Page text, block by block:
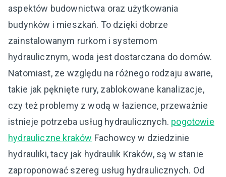
aspektów budownictwa oraz użytkowania
budynków i mieszkań. To dzięki dobrze
zainstalowanym rurkom i systemom
hydraulicznym, woda jest dostarczana do domów.
Natomiast, ze względu na różnego rodzaju awarie,
takie jak pęknięte rury, zablokowane kanalizacje,
czy też problemy z wodą w łazience, przeważnie
istnieje potrzeba usług hydraulicznych. pogotowie
hydrauliczne kraków Fachowcy w dziedzinie
hydrauliki, tacy jak hydraulik Kraków, są w stanie
zaproponować szereg usług hydraulicznych. Od